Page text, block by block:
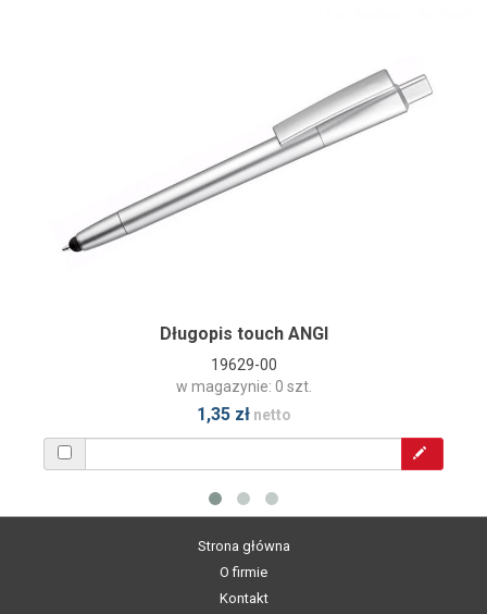
Długopis touch ANGI
19629-00
w magazynie: 0 szt.
1,35 złnetto
Strona główna
O firmie
Kontakt